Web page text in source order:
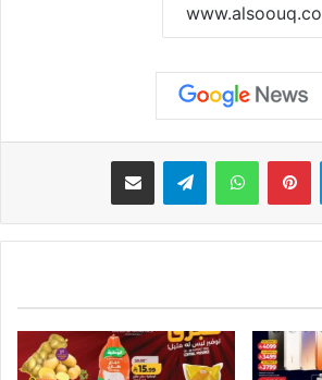
لينكدإن بينتيريستواتساب تيلقرام مشاركة عبر البريد